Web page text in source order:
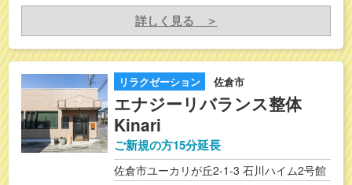
詳しく見る ＞
リラクゼーション 佐倉市
エナジーリバランス整体
Kinari
ご新規の方15分延長
佐倉市ユーカリが丘2-1-3 石川ハイム2号館